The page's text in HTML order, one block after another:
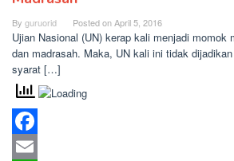
By guruorid Posted onApril 5, 2016
Ujian Nasional (UN) kerap kali menjadi momok
dan madrasah. Maka, UN kali ini tidak
syarat […]
Facebook